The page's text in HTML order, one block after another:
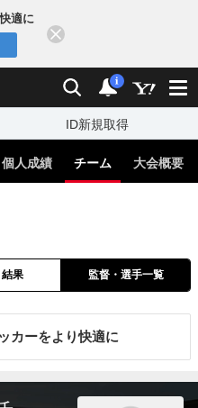
適に
検索 通知
i
ID新規取得
個人成績 チーム 大会概要
結果 監督・選手一覧
カーをより快適に